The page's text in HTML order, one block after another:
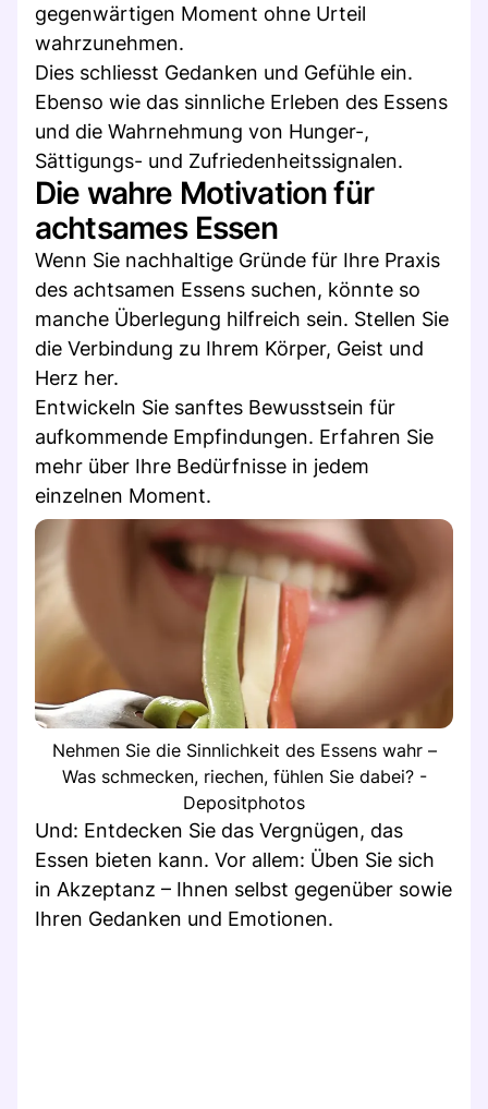
gegenwärtigen Moment ohne Urteil
wahrzunehmen.
Dies schliesst Gedanken und Gefühle ein.
Ebenso wie das sinnliche Erleben des Essens
und die Wahrnehmung von Hunger-,
Sättigungs- und Zufriedenheitssignalen.
Die wahre Motivation für
achtsames Essen
Wenn Sie nachhaltige Gründe für Ihre Praxis
des achtsamen Essens suchen, könnte so
manche Überlegung hilfreich sein. Stellen Sie
die Verbindung zu Ihrem Körper, Geist und
Herz her.
Entwickeln Sie sanftes Bewusstsein für
aufkommende Empfindungen. Erfahren Sie
mehr über Ihre Bedürfnisse in jedem
einzelnen Moment.
Nehmen Sie die Sinnlichkeit des Essens wahr –
Was schmecken, riechen, fühlen Sie dabei? -
Depositphotos
Und: Entdecken Sie das Vergnügen, das
Essen bieten kann. Vor allem: Üben Sie sich
in Akzeptanz – Ihnen selbst gegenüber sowie
Ihren Gedanken und Emotionen.